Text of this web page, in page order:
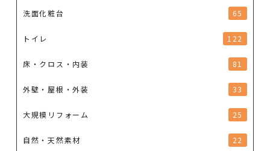
洗面化粧台 65
トイレ 122
床・クロス・内装 81
外壁・屋根・外装 33
大規模リフォーム 25
自然・天然素材 22